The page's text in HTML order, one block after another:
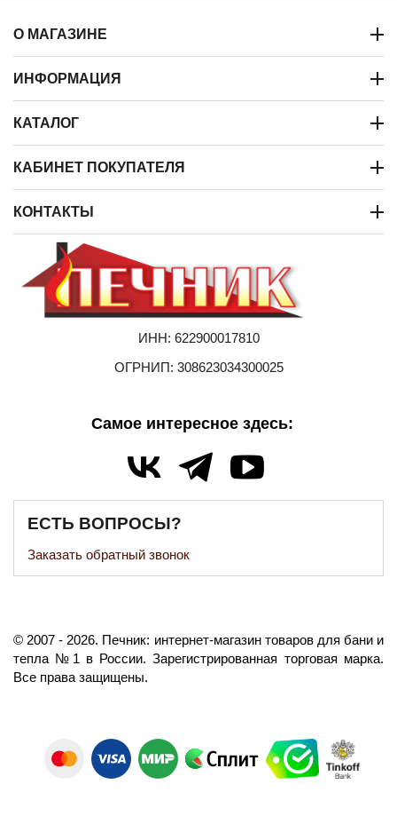
О МАГАЗИНЕ
ИНФОРМАЦИЯ
КАТАЛОГ
КАБИНЕТ ПОКУПАТЕЛЯ
КОНТАКТЫ
ИНН: 622900017810
ОГРНИП: 308623034300025
Самое интересное здесь:
ЕСТЬ ВОПРОСЫ?
Заказать обратный звонок
©️ 2007 - 2026. Печник: интернет-магазин товаров для бани и
тепла №1 в России. Зарегистрированная торговая марка.
Все права защищены.